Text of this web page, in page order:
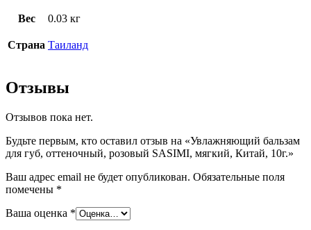
Вес 0.03 кг
Страна Таиланд
Отзывы
Отзывов пока нет.
Будьте первым, кто оставил отзыв на «Увлажняющий бальзам
для губ, оттеночный, розовый SASIMI, мягкий, Китай, 10г.»
Ваш адрес email не будет опубликован. Обязательные поля
помечены *
Ваша оценка *